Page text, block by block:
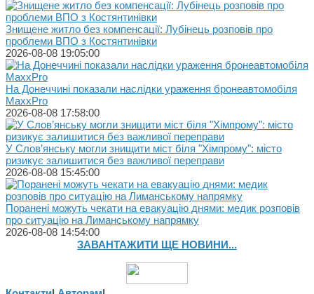
Знищене житло без компенсації: Лубінець розповів про
проблеми ВПО з Костянтинівки
2026-08-08 19:05:00
На Донеччині показали наслідки ураження бронеавтомобіля
MaxxPro
2026-08-08 17:58:00
У Слов’янську могли знищити міст біля "Хімпрому": місто
ризикує залишитися без важливої переправи
2026-08-08 15:45:00
Поранені можуть чекати на евакуацію днями: медик розповів
про ситуацію на Лиманському напрямку
2026-08-08 14:54:00
ЗАВАНТАЖИТИ ЩЕ НОВИНИ...